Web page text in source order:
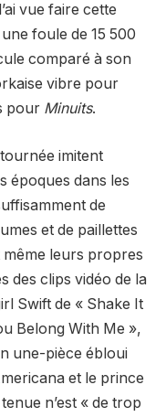
vue faire cette
foule de 15 500
comparé à son
vibre pour
pour Minuits.
imitent
époques dans les
de
et de paillettes
leurs propres
des clips vidéo de la
Swift de « Shake It
Belong With Me »,
une-pièce ébloui
et le prince
n’est « de trop